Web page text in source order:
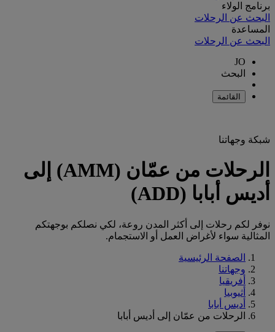
برنامج الولاء
البحث عن الرحلات
المساعدة
البحث عن الرحلات
JO
البحث
القائمة
شبكة وجهاتنا
الرحلات من عمّان (AMM) إلى
أديس أبابا (ADD)
نوفر لكم رحلات إلى أكثر المدن روعة، لكي نصلكم بوجهتكم
المثالية سواء لأغراض العمل أو الاستجمام.
الصفحة الرئيسية
وجهاتنا
أفريقيا
أثيوبيا
أديس أبابا
الرحلات من عمّان إلى أديس أبابا